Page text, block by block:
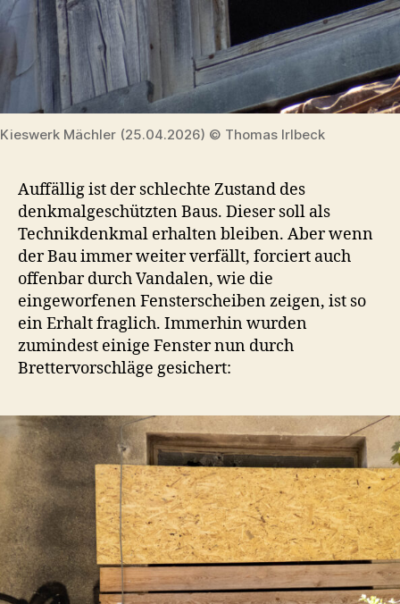
Kieswerk Mächler (25.04.2026) © Thomas Irlbeck
Auffällig ist der schlechte Zustand des
denkmalgeschützten Baus. Dieser soll als
Technikdenkmal erhalten bleiben. Aber wenn
der Bau immer weiter verfällt, forciert auch
offenbar durch Vandalen, wie die
eingeworfenen Fensterscheiben zeigen, ist so
ein Erhalt fraglich. Immerhin wurden
zumindest einige Fenster nun durch
Brettervorschläge gesichert: